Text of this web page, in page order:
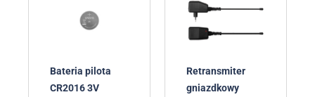
Bateria pilota
CR2016 3V
Retransmiter
gniazdkowy